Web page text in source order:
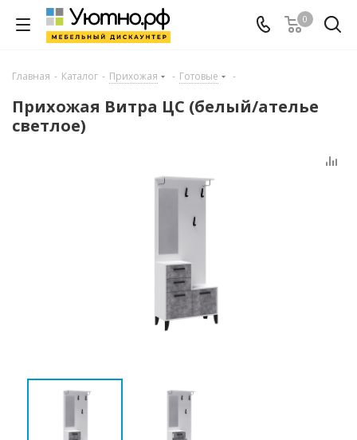
0
Главная - Каталог - Прихожая - Готовые -
Прихожая Витра ЦС (белый/ателье
светлое)